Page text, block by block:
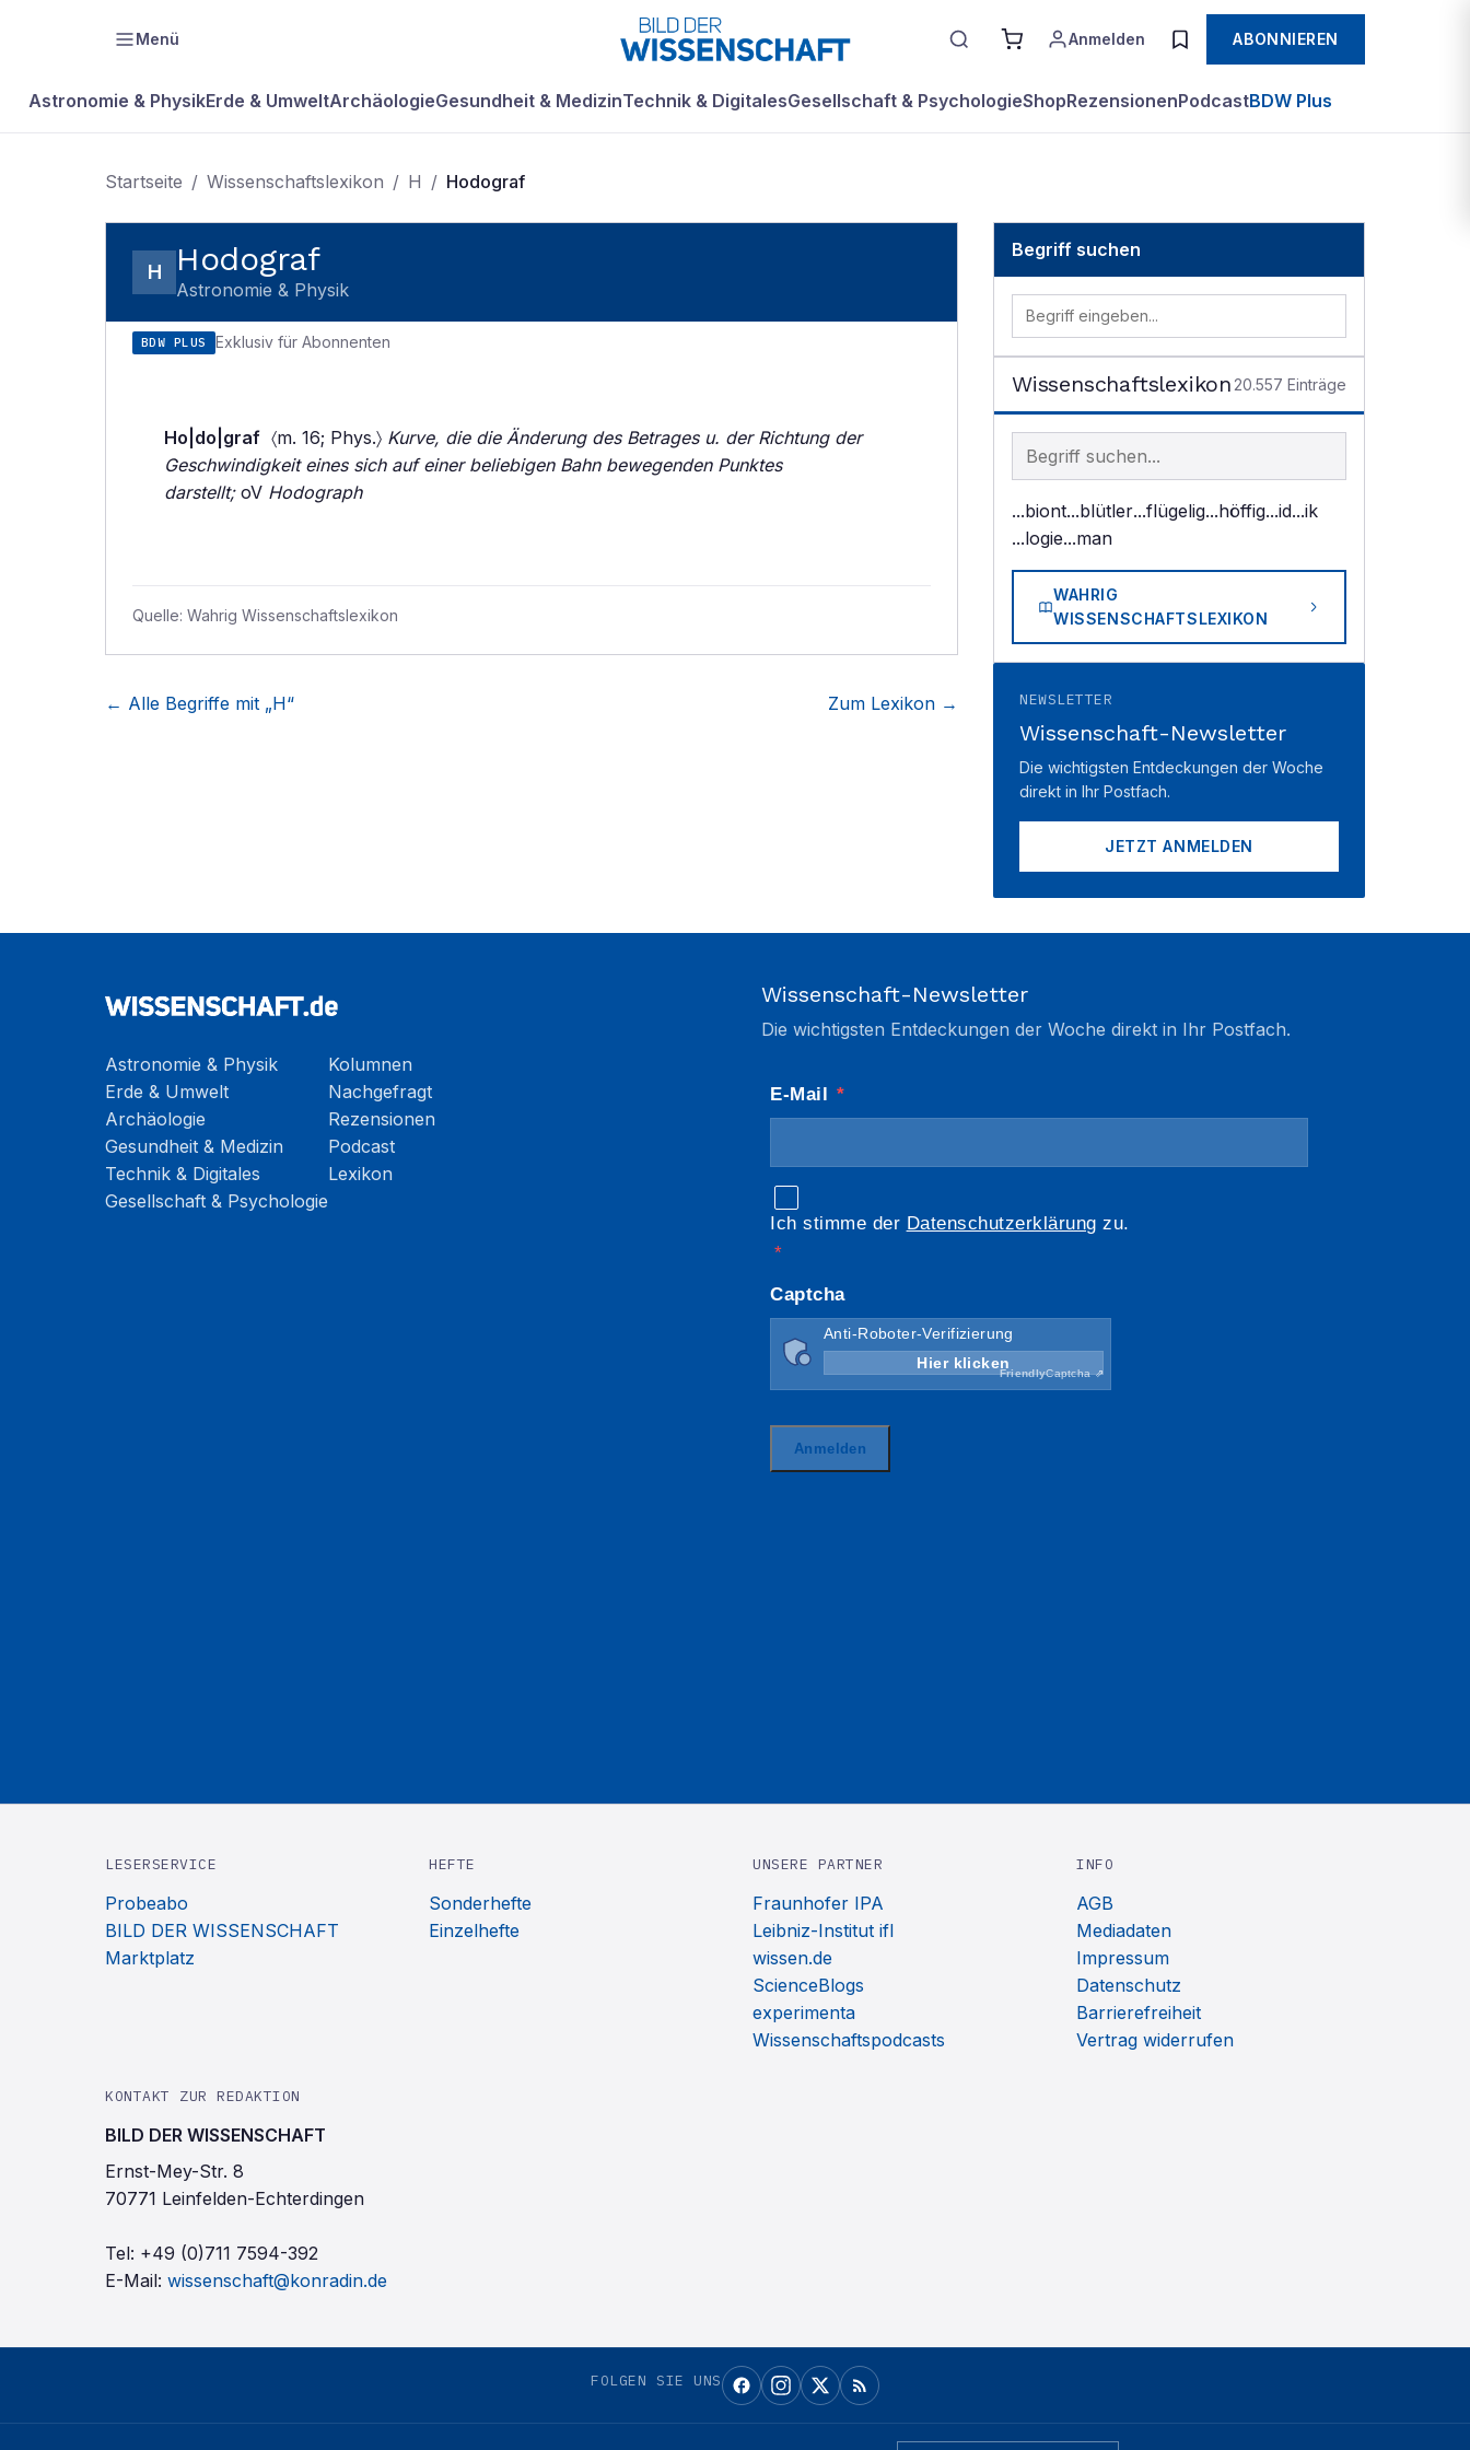
Menü Anmelden ABONNIEREN
Astronomie & PhysikErde & UmweltArchäologieGesundheit & MedizinTechnik & DigitalesGesellschaft & PsychologieShopRezensionenPodcastBDW Plus
Startseite / Wissenschaftslexikon / H / Hodograf
H Hodograf
Astronomie & Physik
BDW PLUS Exklusiv für Abonnenten
Ho|do|graf 〈m. 16; Phys.〉 Kurve, die die Änderung des Betrages u. der Richtung der
Geschwindigkeit eines sich auf einer beliebigen Bahn bewegenden Punktes
darstellt;oV Hodograph
Quelle: Wahrig Wissenschaftslexikon
← Alle Begriffe mit „H“ Zum Lexikon →
Begriff suchen
Wissenschaftslexikon 20.557 Einträge
Begriff im Lexikon suchen
...biont...blütler...flügelig...höffig...id...ik
...logie...man
WAHRIG
WISSENSCHAFTSLEXIKON
NEWSLETTER
Wissenschaft-Newsletter
Die wichtigsten Entdeckungen der Woche
direkt in Ihr Postfach.
JETZT ANMELDEN
Astronomie & Physik
Erde & Umwelt
Archäologie
Gesundheit & Medizin
Technik & Digitales
Gesellschaft & Psychologie
Kolumnen
Nachgefragt
Rezensionen
Podcast
Lexikon
Wissenschaft-Newsletter
Die wichtigsten Entdeckungen der Woche direkt in Ihr Postfach.
LESERSERVICE
Probeabo
BILD DER WISSENSCHAFT
Marktplatz
HEFTE
Sonderhefte
Einzelhefte
UNSERE PARTNER
Fraunhofer IPA
Leibniz-Institut ifl
wissen.de
ScienceBlogs
experimenta
Wissenschaftspodcasts
INFO
AGB
Mediadaten
Impressum
Datenschutz
Barrierefreiheit
Vertrag widerrufen
KONTAKT ZUR REDAKTION
BILD DER WISSENSCHAFT
Ernst-Mey-Str. 8
70771 Leinfelden-Echterdingen
Tel: +49 (0)711 7594-392
E-Mail: wissenschaft@konradin.de
FOLGEN SIE UNS